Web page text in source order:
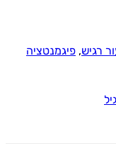
רגיש, פיגמנטציה